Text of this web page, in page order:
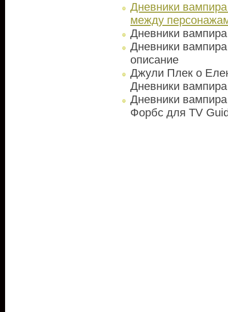
Дневники
между
Дневники
Дневники
описание
Джули Плек о
Дневники вампира
Дневники
Форбс для TV